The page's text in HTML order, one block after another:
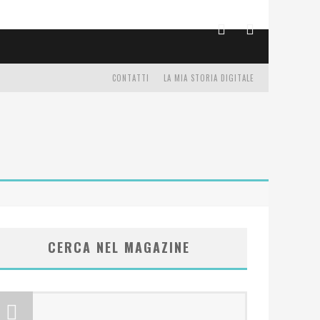
LA MIA STORIA DIGITALE
CONTATTI
CERCA NEL MAGAZINE